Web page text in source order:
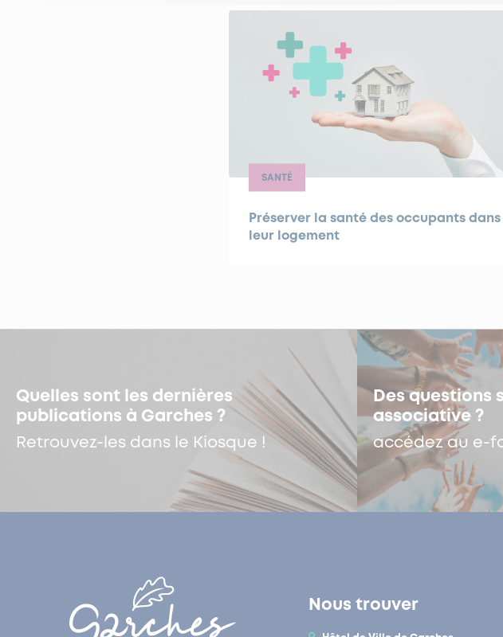
SANTÉ
Préserver la santé des occupants dans
leur logement
Quelles sont les dernières
publications à Garches ?
Retrouvez-les dans le Kiosque !
Des questions
associative ?
accédez au e-
Nous trouver